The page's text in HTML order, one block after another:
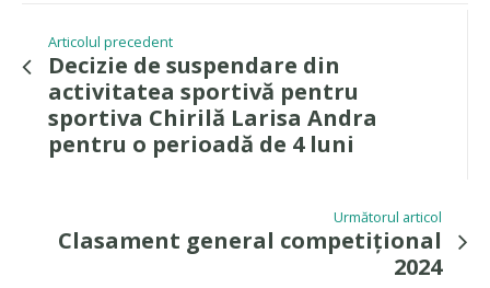
Articolul precedent
Decizie de suspendare din
activitatea sportivă pentru
sportiva Chirilă Larisa Andra
pentru o perioadă de 4 luni
Următorul articol
Clasament general competițional
2024